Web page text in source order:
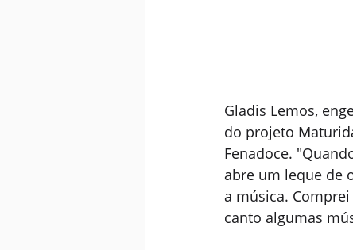
Gladis Lemos,
do projeto
Fenadoce.
abre um leque de
a música.
canto algumas